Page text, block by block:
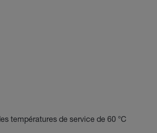
températures de service de 60 °C